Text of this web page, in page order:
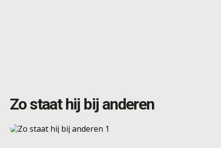
Zo staat hij bij anderen